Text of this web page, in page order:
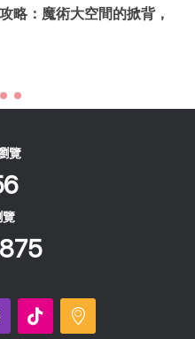
略：魔術大空間的掀背，
覽
覽